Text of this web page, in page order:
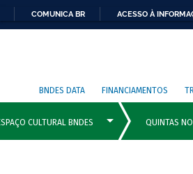
COMUNICA BR ACESSO À
BNDES DATA FINANCIAMENTOS